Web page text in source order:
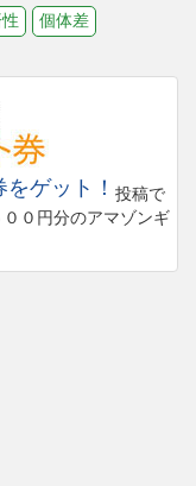
個体差
ゲット！ 投稿で
０円分のアマゾンギ